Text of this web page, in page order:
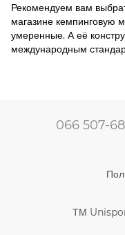
Рекомендуем вам
магазине кемпинговую
умеренные. А её
международным
066 507-
ТМ